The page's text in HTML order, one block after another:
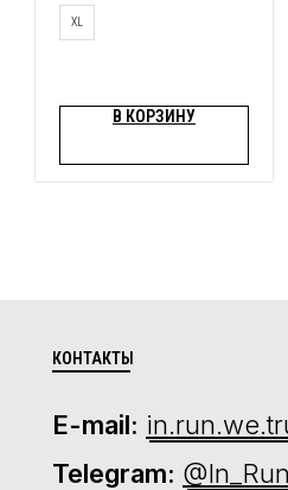
XL
В КОРЗИНУ
КОНТАКТЫ
Telegram:
E-mail: